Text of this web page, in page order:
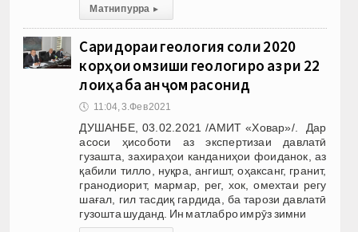
Матни пурра ▸
Саридораи геология соли 2020
корҳои омӯзиши геологиро аз рӯи 22
лоиҳа ба анҷом расонид
🕔 11:04, 3.Фев 2021
ДУШАНБЕ, 03.02.2021 /АМИТ «Ховар»/. Дар
асоси ҳисоботи аз экспертизаи давлатӣ
гузашта, захираҳои канданиҳои фоиданок, аз
қабили тилло, нуқра, ангишт, оҳаксанг, гранит,
гранодиорит, мармар, рег, хок, омехтаи регу
шағал, гил тасдиқ гардида, ба тарози давлатӣ
гузошта шуданд. Ин матлабро имрӯз зимни